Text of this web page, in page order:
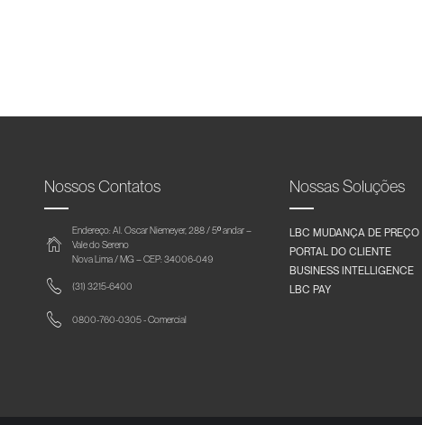
Nossos Contatos
Endereço: Al. Oscar Niemeyer, 288 / 5º andar –
Vale do Sereno
Nova Lima / MG – CEP: 34006-049
(31) 3215-6400
0800-760-0305 - Comercial
Nossas Soluções
LBC MUDANÇA DE PREÇO
PORTAL DO CLIENTE
BUSINESS INTELLIGENCE
LBC PAY